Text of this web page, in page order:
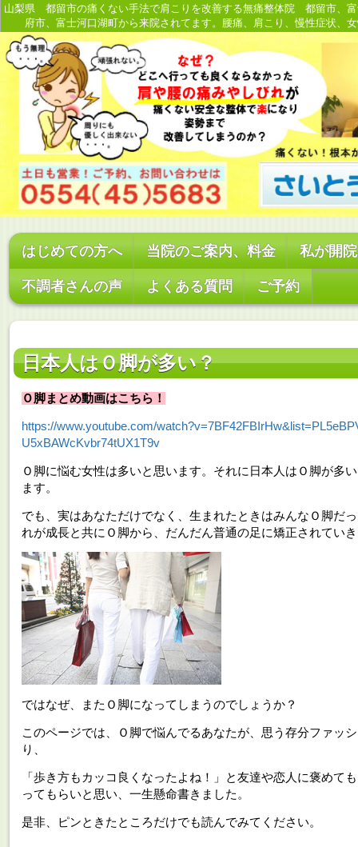
山梨県 都留市の痛くない手法で肩こりを改善する無痛整体院 都留市、
府市、富士河口湖町から来院されてます。腰痛、肩こり、慢性症状、
はじめての方へ 当院のご案内、料金 私が開
不調者さんの声 よくある質問 ご予約
日本人はＯ脚が多い？
Ｏ脚まとめ動画はこちら！
https://www.youtube.com/
U5xBAWcKvbr74tUX1T9v
Ｏ脚に悩む女性は多いと思います。それに日本人はＯ脚が多
ます。
でも、実はあなただけでなく、生まれたときはみんなＯ脚だ
れが成長と共にＯ脚から、だんだん普通の足に矯正されてい
ではなぜ、またＯ脚になってしまうのでしょうか？
このページでは、Ｏ脚で悩んでるあなたが、思う存分ファッ
り、
「歩き方もカッコ良くなったよね！」と友達や恋人に褒めて
ってもらいと思い、一生懸命書きました。
是非、ピンときたところだけでも読んでみてください。